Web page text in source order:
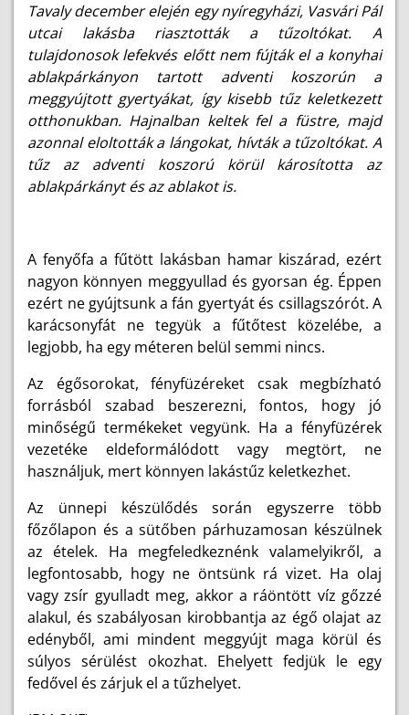
Tavaly december elején egy nyíregyházi, Vasvári Pál
utcai lakásba riasztották a tűzoltókat. A
tulajdonosok lefekvés előtt nem fújták el a konyhai
ablakpárkányon tartott adventi koszorún a
meggyújtott gyertyákat, így kisebb tűz keletkezett
otthonukban. Hajnalban keltek fel a füstre, majd
azonnal eloltották a lángokat, hívták a tűzoltókat. A
tűz az adventi koszorú körül károsította az
ablakpárkányt és az ablakot is.
A fenyőfa a fűtött lakásban hamar kiszárad, ezért
nagyon könnyen meggyullad és gyorsan ég. Éppen
ezért ne gyújtsunk a fán gyertyát és csillagszórót. A
karácsonyfát ne tegyük a fűtőtest közelébe, a
legjobb, ha egy méteren belül semmi nincs.
Az égősorokat, fényfüzéreket csak megbízható
forrásból szabad beszerezni, fontos, hogy jó
minőségű termékeket vegyünk. Ha a fényfüzérek
vezetéke eldeformálódott vagy megtört, ne
használjuk, mert könnyen lakástűz keletkezhet.
Az ünnepi készülődés során egyszerre több
főzőlapon és a sütőben párhuzamosan készülnek
az ételek. Ha megfeledkeznénk valamelyikről, a
legfontosabb, hogy ne öntsünk rá vizet. Ha olaj
vagy zsír gyulladt meg, akkor a ráöntött víz gőzzé
alakul, és szabályosan kirobbantja az égő olajat az
edényből, ami mindent meggyújt maga körül és
súlyos sérülést okozhat. Ehelyett fedjük le egy
fedővel és zárjuk el a tűzhelyet.